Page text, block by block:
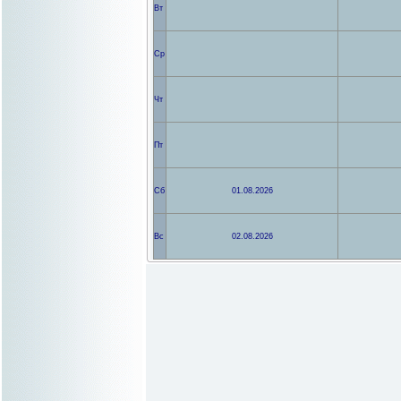
Биологический ф-т
Социологический ф-т
Ф-т журналистики
Ф-т иностранных языков и регио...
Ф-т политологии
Филологический ф-т
Экономический ф-т
Кафедра русского языка как ино...
преподаватели БАКАЛАВРИАТА из ...
Вт
Ср
Чт
Пт
Сб 01.08.2026
Вс 02.08.2026